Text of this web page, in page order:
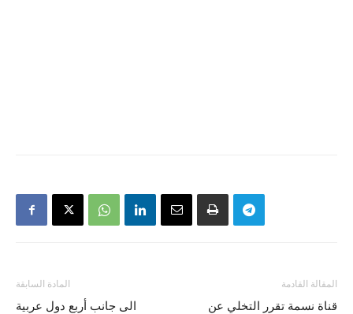
المادة السابقة
الى جانب أربع دول عربية
المقالة القادمة
قناة نسمة تقرر التخلي عن